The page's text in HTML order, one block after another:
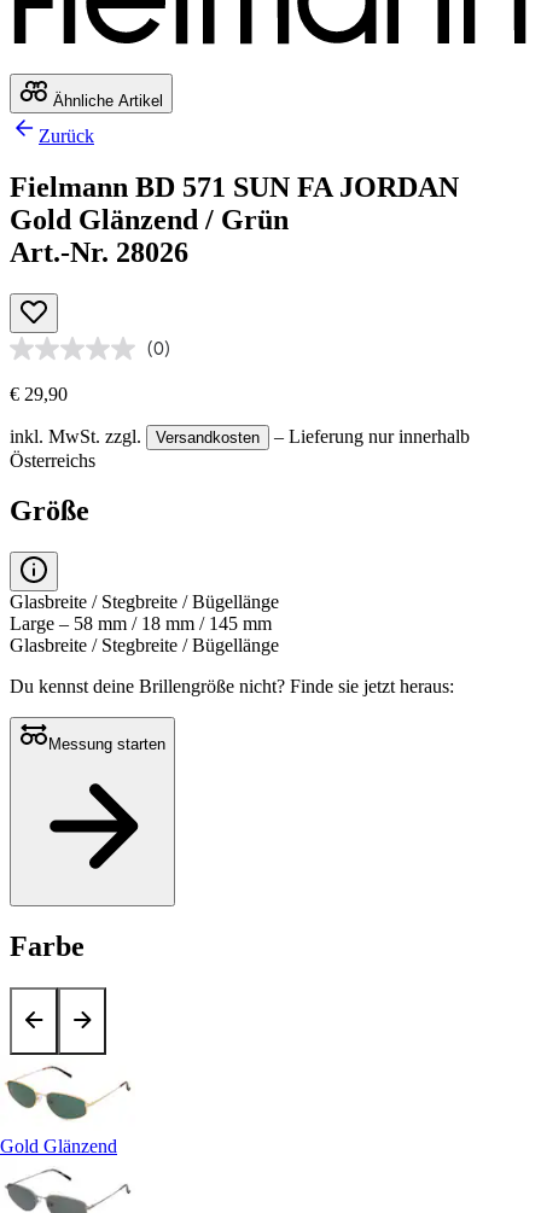
Ähnliche Artikel
Zurück
Fielmann BD 571 SUN FA JORDAN
Gold Glänzend / Grün
Art.-Nr. 28026
(0)
€ 29,90
inkl. MwSt. zzgl. Versandkosten
– Lieferung nur innerhalb
Österreichs
Größe
Glasbreite / Stegbreite / Bügellänge
Large – 58 mm / 18 mm / 145 mm
Glasbreite / Stegbreite / Bügellänge
Du kennst deine Brillengröße nicht? Finde sie jetzt heraus:
Messung starten
Farbe
Gold Glänzend